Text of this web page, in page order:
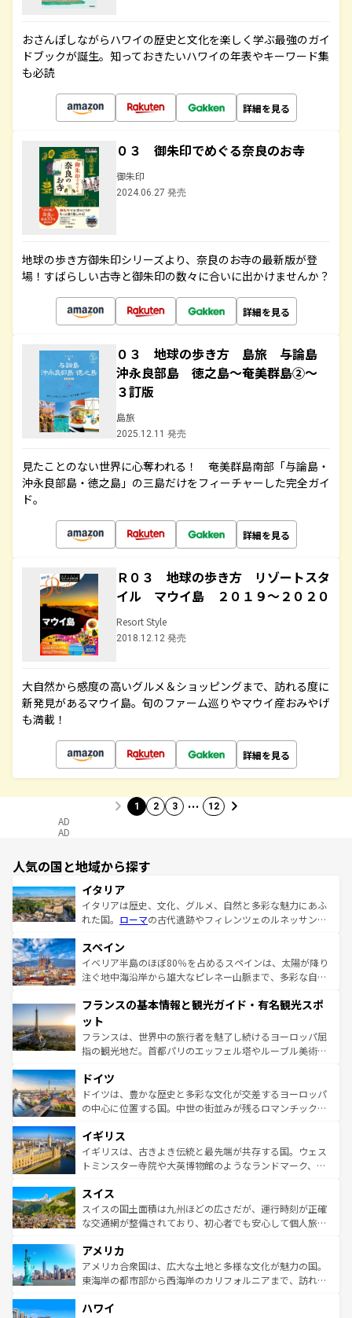
おさんぽしながらハワイの歴史と文化を楽しく学ぶ最強のガイ
ドブックが誕生。知っておきたいハワイの年表やキーワード集
も必読
詳細を見る
０３ 御朱印でめぐる奈良のお寺
御朱印
2024.06.27 発売
地球の歩き方御朱印シリーズより、奈良のお寺の最新版が登
場！すばらしい古寺と御朱印の数々に合いに出かけませんか？
詳細を見る
０３ 地球の歩き方 島旅 与論島
沖永良部島 徳之島～奄美群島②～
３訂版
島旅
2025.12.11 発売
見たことのない世界に心奪われる！ 奄美群島南部「与論島・
沖永良部島・徳之島」の三島だけをフィーチャーした完全ガイ
ド。
詳細を見る
Ｒ０３ 地球の歩き方 リゾートスタ
イル マウイ島 ２０１９～２０２０
Resort Style
2018.12.12 発売
大自然から感度の高いグルメ＆ショッピングまで、訪れる度に
新発見があるマウイ島。旬のファーム巡りやマウイ産おみやげ
も満載！
詳細を見る
1 2 3 … 12
AD
AD
人気の国と地域から探す
イタリア
イタリアは歴史、文化、グルメ、自然と多彩な魅力にあふ
れた国。 ローマの古代遺跡やフィレンツェのルネッサンス
ろん、トスカーナの美しい田園風景やアマルフィ海岸の絶
景など、自然景観も見逃せない。観光の合間には、本場の
ピザやパスタなど、絶品のイタリア料理を堪能することも
ませてくれるイタリアで、忘れられない旅をしてみよう！
なお、新着のイタリア情報は
しい。
スペイン
イベリア半島のほぼ80％を占めるスペインは、太陽が降り
注ぐ地中海沿岸から雄大なピレネー山脈まで、多彩な自然
文化が根付くこの国では、情熱的なフラメンコ、熱気あふ
れる闘牛、そして美味しいタパスが生活の一部となってい
る。首都マドリードの洗練された雰囲気や、バルセロナの
アートに溢れた街角から、地方では古代ローマ遺跡や中世
せる。地方によって風土や気候が異なるスペインはその個
性で訪れる人を魅了する。 なお、新着のスペイン情報は コ
ンテンツ一覧を参照してほしい。
フランスの基本情報と観光ガイド・有名観光スポ
ット
フランスは、世界中の旅行者を魅了し続けるヨーロッパ屈
指の観光地だ。首都パリのエッフェル塔やルーブル美術館
で、幅広い魅力が詰まっている。華麗な宮殿、歴史的な大
聖堂、美しいビーチ、そして豊かな自然が、訪れる者を心
から魅了する。また、フランスは美食の国としても知ら
いる。シャンパンの発祥地であるランス、プロヴァンスの
香り高いラベンダー畑など、多彩な楽しみ方が可能だ。さ
らに、パリ以外の地域にも魅力が溢れており、どの街角に
れる地方に足を運ぶとそれぞれで全く異なる文化を体験で
きるだろう。 なお、新着のフランス情報はコンテンツ一覧
を参照してほしい。
ドイツ
ドイツは、豊かな歴史と多彩な文化が交差するヨーロッパ
の中心に位置する国。中世の街並みが残るロマンチック街
顔を持つこの国は、どこを歩いても飽きることがない。ベ
ルリンの文化的活気、バイエルン州のアルプスの絶景、そ
してライン川沿いのワイン畑といった風景は必見。ビール
は、お酒好きな人にはぜひ体験してほしい。 なお、新着の
ドイツ情報はコンテンツ一覧を参照してほしい。
イギリス
イギリスは、古きよき伝統と最先端が共存する国。ウェス
トミンスター寺院や大英博物館のようなランドマーク、歴
リアごとに異なる魅力がある。また、優雅なアフタヌーン
ティー、ビール好きにはたまらない英国パブ、サッカー観
戦など、本場だからこそできる体験も豊富。イギリスを旅
ンツ一覧を参照してほしい。
スイス
スイスの国土面積は九州ほどの広さだが、運行時刻が正確
な交通網が整備されており、初心者でも安心して個人旅行
の建物がそのまま残る町や、スイスならではのユニークな
博物館もあり、アルプス観光だけでなく町歩きも満喫する
ことができる。国民の所得が高いため物価も高いが、旅行
ば市内交通費無料で観光を楽しむこともできる。 なお、新
アメリカ
アメリカ合衆国は、広大な土地と多様な文化が魅力の国。
東海岸の都市部から西海岸のカリフォルニアまで、訪れる
のような巨大都市は、観光、ショッピング、エンターテイ
ハワイ